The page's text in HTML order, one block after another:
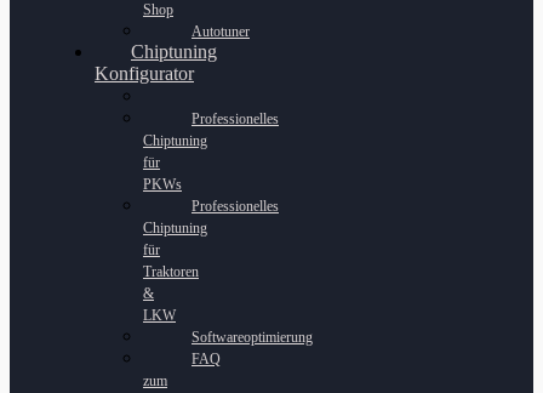
Shop
Autotuner
Chiptuning
Konfigurator
Professionelles
Chiptuning
für
PKWs
Professionelles
Chiptuning
für
Traktoren
&
LKW
Softwareoptimierung
FAQ
zum